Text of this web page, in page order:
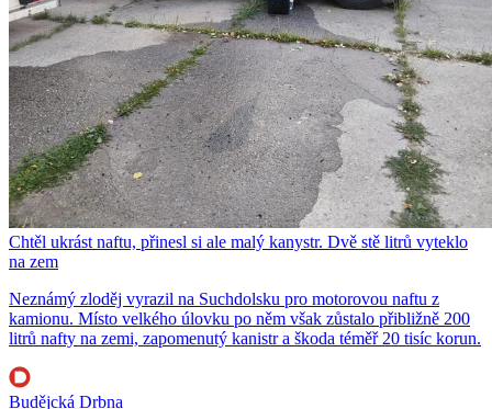
Chtěl ukrást naftu, přinesl si ale malý kanystr. Dvě stě litrů vyteklo
na zem
Neznámý zloděj vyrazil na Suchdolsku pro motorovou naftu z
kamionu. Místo velkého úlovku po něm však zůstalo přibližně 200
litrů nafty na zemi, zapomenutý kanistr a škoda téměř 20 tisíc korun.
Budějcká Drbna